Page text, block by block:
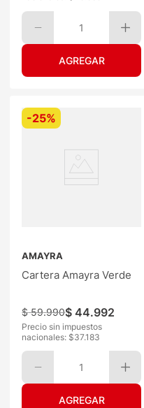
1
-25%
AMAYRA
Cartera Amayra Verde
$ 59.990$ 44.992
Precio sin impuestos
nacionales: $37.183
1